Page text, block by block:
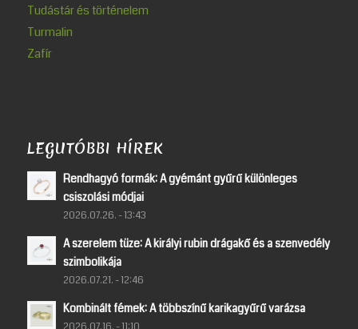
Tudástár és történelem
Turmalin
Zafír
LEGUTÓBBI HÍREK
Rendhagyó formák: A gyémánt gyűrű különleges
csiszolási módjai
2026.07.26. - 13:43
A szerelem tüze: A királyi rubin drágakő és a szenvedély
szimbolikája
2026.07.21. - 12:46
Kombinált fémek: A többszínű karikagyűrű varázsa